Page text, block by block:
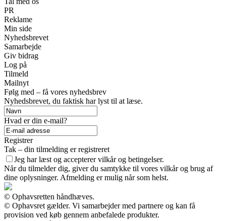
PR
Reklame
Min side
Nyhedsbrevet
Samarbejde
Giv bidrag
Log på
Tilmeld
Mailnyt
Følg med – få vores nyhedsbrev
Nyhedsbrevet, du faktisk har lyst til at læse.
Hvad er din e-mail?
Registrer
Tak – din tilmelding er registreret
Jeg har læst og accepterer vilkår og betingelser.
Når du tilmelder dig, giver du samtykke til vores vilkår og brug af
dine oplysninger. Afmelding er mulig når som helst.
© Ophavsretten håndhæves.
© Ophavsret gælder. Vi samarbejder med partnere og kan få
provision ved køb gennem anbefalede produkter.